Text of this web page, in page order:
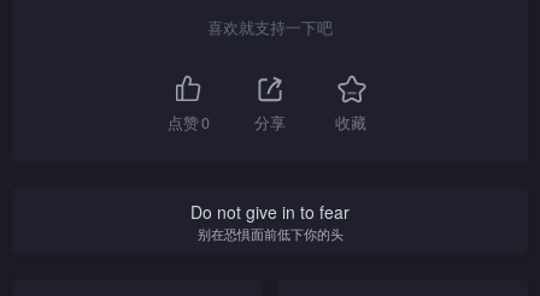
喜欢就支持一下吧
点赞0 分享 收藏
Do not give in to fear
别在恐惧面前低下你的头